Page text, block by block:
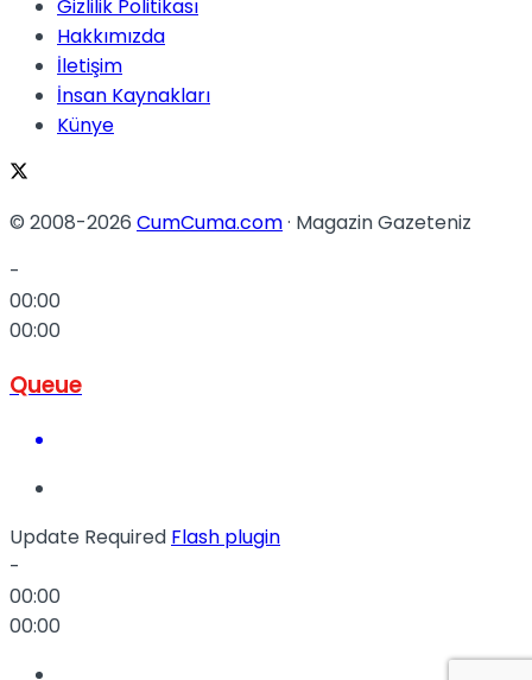
Gizlilik Politikası
Hakkımızda
İletişim
İnsan Kaynakları
Künye
© 2008-2026 CumCuma.com· Magazin Gazeteniz
-
00:00
00:00
Queue
Update Required Flash plugin
-
00:00
00:00